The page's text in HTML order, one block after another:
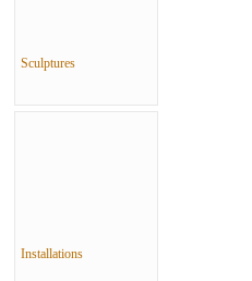
Sculptures
Installations